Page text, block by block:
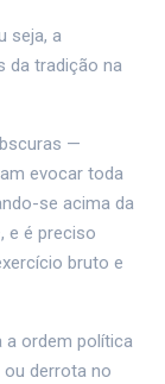
seja, a
da tradição na
—
evocar toda
se acima da
e é preciso
bruto e
a ordem política
derrota no